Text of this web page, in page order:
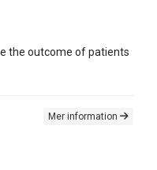
the outcome of patients
Mer information